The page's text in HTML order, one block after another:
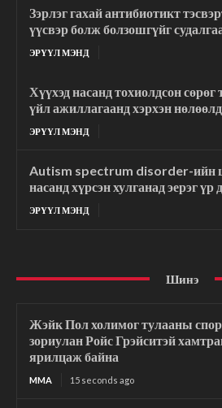
Зэрлэг гахай антибиотикт
үүсвэр болж болзошгүйг
ЭРҮҮЛ МЭНД
Хүүхэд насанд тохиолдсон
үйл ажиллагаанд хэрхэн
ЭРҮҮЛ МЭНД
Autism spectrum disorder-ийн
насанд хүрсэн хулганад эерэг үр
ЭРҮҮЛ МЭНД
Шинэ
Жэйк Пол холимог тулааны
зориулан Ройс Грэйситэй
ярилцаж байна
MMA 15 seconds ago